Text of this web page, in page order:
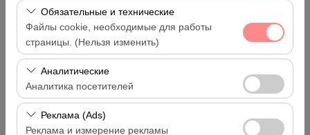
Обязательные и технические
Файлы cookie, необходимые для работы
страницы. (Нельзя изменить)
Эти файлы cookie необходимы для корректной
работы сайта, безопасности, управления сеансами и
базовых функций. Их нельзя отключить.
Аналитические
Аналитика посетителей
Эти файлы cookie позволяют нам анализировать, как
используется наш сайт (количество посетителей,
Реклама (Ads)
Реклама и измерение рекламы
Указать другое место возврата машины
Antalya Аэропорт (AYT)
Дата и время пуска
Дата и время возврата